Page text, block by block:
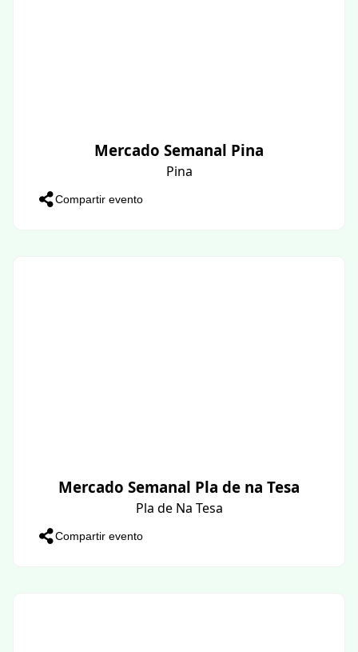
Mercado Semanal Pina
Pina
Compartir evento
Mercado Semanal Pla de na Tesa
Pla de Na Tesa
Compartir evento